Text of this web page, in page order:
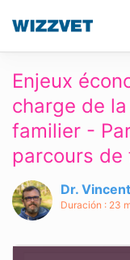
Enjeux
charge de
familier -
parcours de
Dr.
Duración : 23